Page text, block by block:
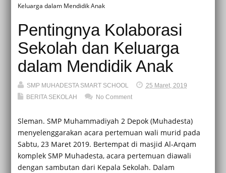
Keluarga dalam Mendidik Anak
Pentingnya Kolaborasi
Sekolah dan Keluarga
dalam Mendidik Anak
SMP MUHADESTA SMART SCHOOL
25 Maret, 2019
BERITA SEKOLAH
No Comment
Sleman. SMP Muhammadiyah 2 Depok (Muhadesta)
menyelenggarakan acara pertemuan wali murid pada
Sabtu, 23 Maret 2019. Bertempat di masjid Al-Arqam
komplek SMP Muhadesta, acara pertemuan diawali
dengan sambutan dari Kepala Sekolah. Dalam